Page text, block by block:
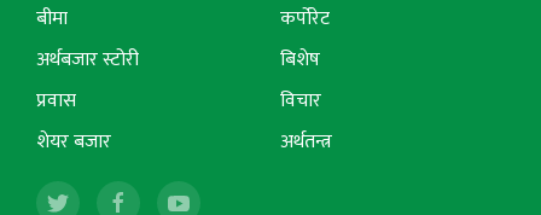
बीमा
अर्थबजार स्टोरी
प्रवास
शेयर बजार
कर्पोरेट
बिशेष
विचार
अर्थतन्त्र